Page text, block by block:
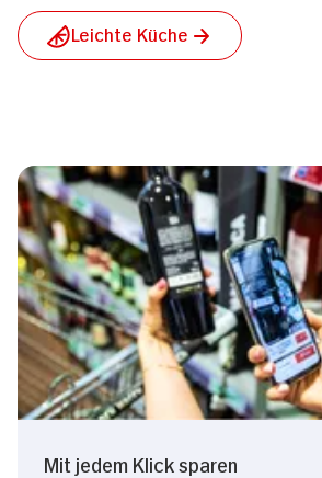
Leichte Küche
Mit jedem Klick sparen